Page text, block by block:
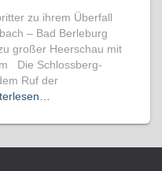
zu ihrem Überfall
– Bad Berleburg
großer Heerschau mit
Die Schlossberg-
Ruf der